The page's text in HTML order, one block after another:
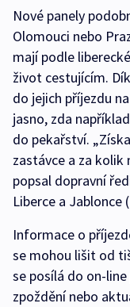
Nové panely
Olomouci nebo
mají podle
život cestujícím.
do jejich příjezdu
jasno, zda
do pekařství.
zastávce a za
popsal dopravní
Liberce a Jablonce
Informace o
se mohou lišit od
se posílá do on-
zpoždění nebo